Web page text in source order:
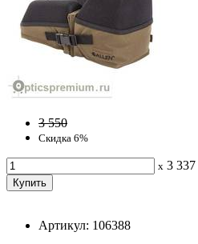
3 550
Скидка 6%
x 3 337
Артикул: 106388